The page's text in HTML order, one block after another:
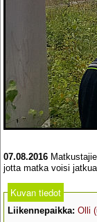
07.08.2016
jotta matka voisi
Kuvan tiedot
Liikennepaikka: Olli